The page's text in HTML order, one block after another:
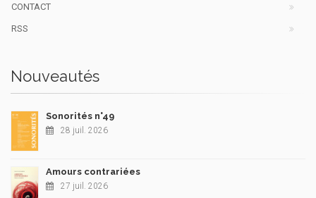
CONTACT
RSS
Nouveautés
Sonorités n°49
28 juil. 2026
Amours contrariées
27 juil. 2026